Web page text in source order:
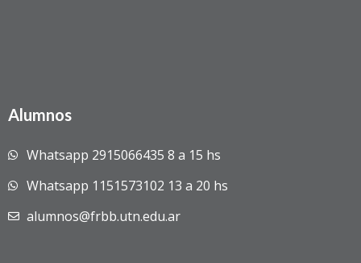
Alumnos
Whatsapp 2915066435 8 a 15 hs
Whatsapp 1151573102 13 a 20 hs
alumnos@frbb.utn.edu.ar